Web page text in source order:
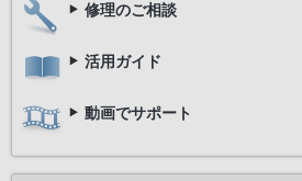
修理のご相談
活用ガイド
動画でサポート